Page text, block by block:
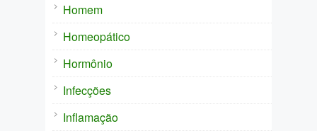
Homem
Homeopático
Hormônio
Infecções
Inflamação